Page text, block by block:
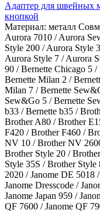
Адаптер для швейных
кнопкой
Материал: металл
Aurora 7010 / Aurora
Style 200 / Aurora Style
Aurora Style 7 / Aurora
90 / Bernette Chicago 5
Bernette Milan 2 /
Milan 7 / Bernette
Sew&Go 5 / Bernette
b33 / Bernette b35 /
Brother A80 / Brother
F420 / Brother F460 /
NV 10 / Brother NV
Brother Style 20 /
Style 35S / Brother
2020 / Janome DE 5018
Janome Dresscode /
Janome Japan 959 /
QF 7600 / Janome QF